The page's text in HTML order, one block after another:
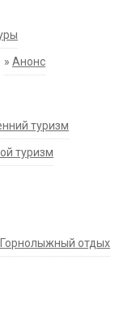
» Анонс
туризм
туризм
Горнолыжный отдых